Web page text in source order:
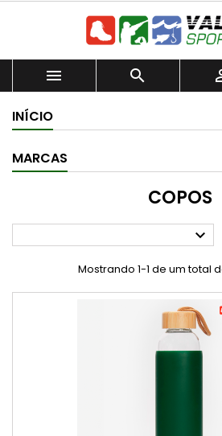
 
INÍCIO
MARCAS
COPOS

Mostrando 1-1 de um total